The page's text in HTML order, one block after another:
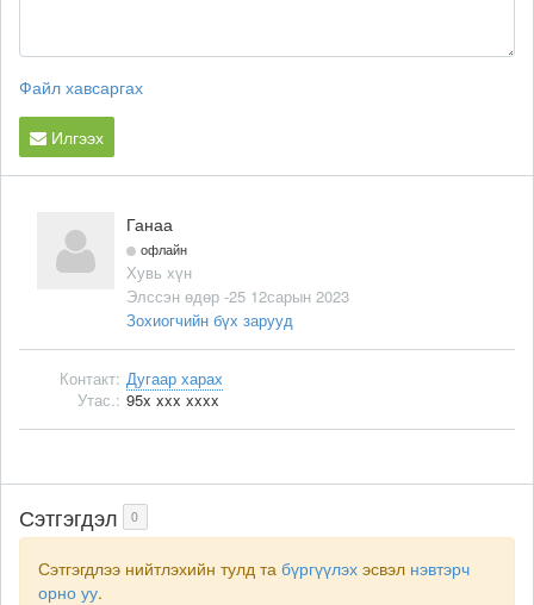
Файл хавсаргах
Илгээх
Ганаа
офлайн
Хувь хүн
Элссэн өдөр -25 12сарын 2023
Зохиогчийн бүх зарууд
Контакт: Дугаар харах
Утас.: 95x xxx xxxx
Сэтгэгдэл 0
Сэтгэгдлээ нийтлэхийн тулд та бүргүүлэх эсвэл нэвтэрч
орно уу.